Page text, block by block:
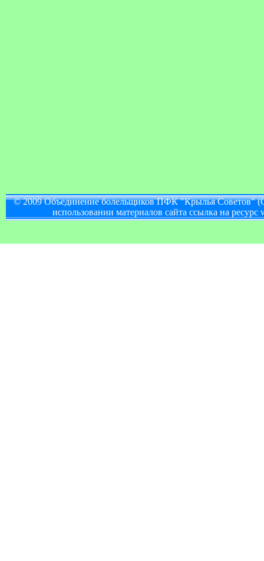
© 2009 Объединение болельщиков ПФК "Крылья
использовании материалов сайта ссылка на ресурс